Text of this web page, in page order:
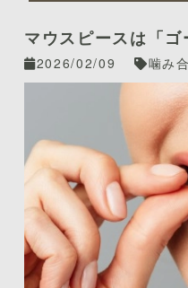
マウスピースは「
ばり・歯ぎしりの根
せ」を治すという
2026/02/09 噛み